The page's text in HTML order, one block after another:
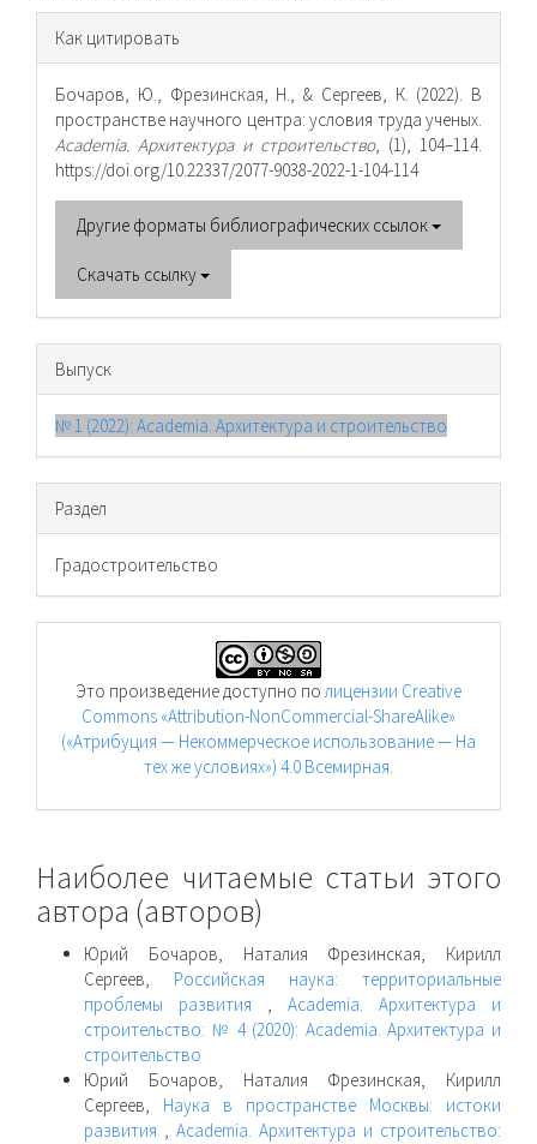
Информация
о статье
Как цитировать
Бочаров, Ю., Фрезинская, Н., & Сергеев, К. (2022). В
пространстве научного центра: условия труда ученых.
Academia. Архитектура и строительство, (1), 104–114.
https://doi.org/10.22337/2077-9038-2022-1-104-114
Другие форматы библиографических ссылок
Скачать ссылку
Выпуск
№ 1 (2022): Academia. Архитектура и строительство
Раздел
Градостроительство
Это произведение доступно полицензии Creative
Commons «Attribution-NonCommercial-ShareAlike»
(«Атрибуция — Некоммерческое использование — На
тех же условиях») 4.0 Всемирная.
Наиболее читаемые статьи этого
автора (авторов)
Юрий Бочаров, Наталия Фрезинская, Кирилл
Сергеев, Российская наука: территориальные
проблемы развития , Academia. Архитектура и
строительство: № 4 (2020): Academia. Архитектура и
строительство
Юрий Бочаров, Наталия Фрезинская, Кирилл
Сергеев, Наука в пространстве Москвы: истоки
развития , Academia. Архитектура и строительство: